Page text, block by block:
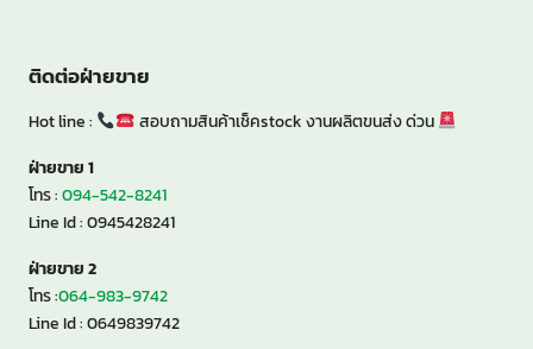
ติดต่อฝ่ายขาย
Hot line :
สอบถามสินค้าเช็คstock งานผลิตขนส่ง ด่วน
ฝ่ายขาย 1
โทร :094-542-8241
Line Id : 0945428241
ฝ่ายขาย 2
โทร :064-983-9742
Line Id : 0649839742